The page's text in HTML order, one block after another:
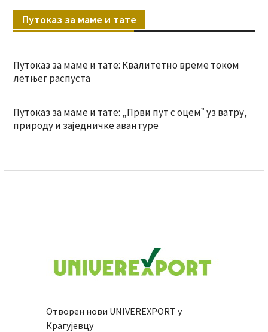
Путоказ за маме и тате
Путоказ за маме и тате: Квалитетно време током
летњег распуста
Путоказ за маме и тате: „Први пут с оцемˮ уз ватру,
природу и заједничке авантуре
Отворен нови UNIVEREXPORT у
Крагујевцу